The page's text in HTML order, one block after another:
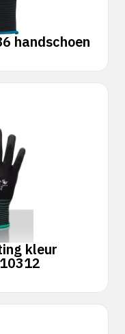
handschoen
kleur